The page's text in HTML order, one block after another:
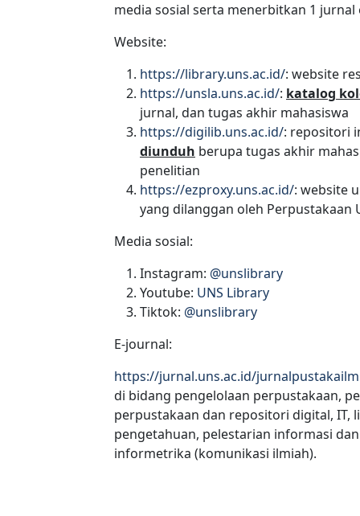
media sosial serta menerbitkan 1
Website:
https://library.uns.ac.id/: website
https://unsla.uns.ac.id/: katalog
jurnal, dan tugas akhir mahasiswa
https://digilib.uns.ac.id/: repositori
diunduh berupa tugas akhir
penelitian
https://ezproxy.uns.ac.id/: website
yang dilanggan oleh Perpustakaan
Media sosial:
Instagram: @unslibrary
Youtube: UNS Library
Tiktok: @unslibrary
E-journal:
https://jurnal.uns.ac.id/
di bidang pengelolaan perpustakaan,
perpustakaan dan repositori digital, IT,
pengetahuan, pelestarian informasi
informetrika (komunikasi ilmiah).